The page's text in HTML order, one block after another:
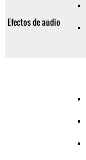
Efectos de audio